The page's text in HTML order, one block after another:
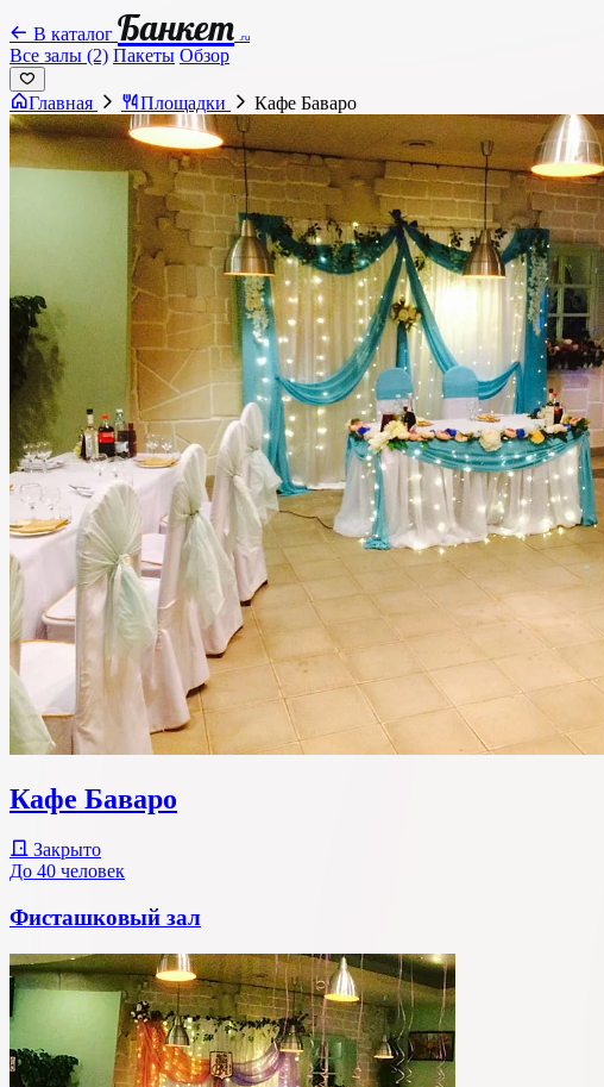
В каталог Банкет .ru
Все залы (2) Пакеты Обзор
Главная Площадки Кафе Баваро
Кафе Баваро
Закрыто
До 40 человек
Фисташковый зал